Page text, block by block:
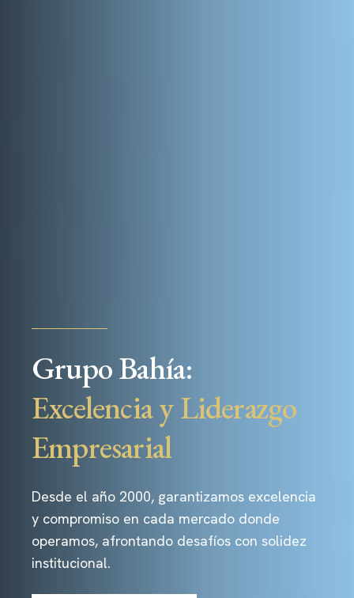
Grupo Bahía:
Excelencia y Liderazgo
Empresarial
Desde el año 2000, garantizamos excelencia
y compromiso en cada mercado donde
operamos, afrontando desafíos con solidez
institucional.